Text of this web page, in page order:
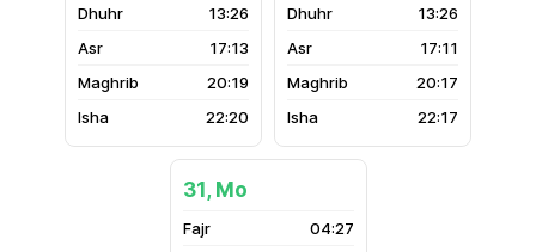
13:26
17:13
20:19
22:20
13:26
17:11
20:17
22:17
31, Mo
04:27